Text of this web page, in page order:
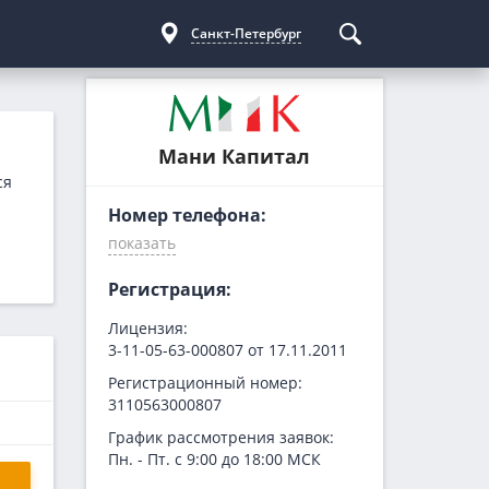
Курсы криптовалют
Курс биткоина
Кредиты для бизнеса
На пополнение ОС
С доставкой
Погашение займов
Купи не копи
МИГ Кредит
Webbankir
Санкт-Петербург
Мани Капитал
Номер телефона:
Регистрация:
Лицензия:
3-11-05-63-000807 от 17.11.2011
Регистрационный номер:
3110563000807
График рассмотрения заявок:
Пн. - Пт. с 9:00 до 18:00 МСК